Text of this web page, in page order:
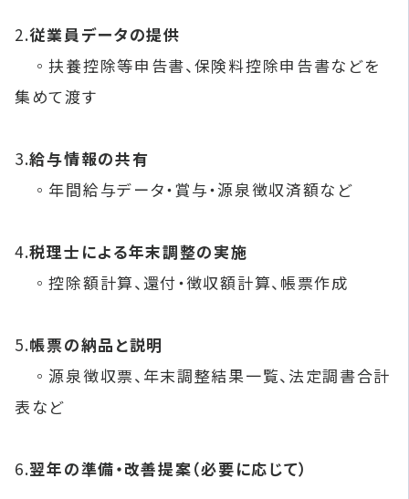
2.従業員データの提供
◦扶養控除等申告書、保険料控除申告書などを
集めて渡す
3.給与情報の共有
◦年間給与データ・賞与・源泉徴収済額など
4.税理士による年末調整の実施
◦控除額計算、還付・徴収額計算、帳票作成
5.帳票の納品と説明
◦源泉徴収票、年末調整結果一覧、法定調書合計
表など
6.翌年の準備・改善提案（必要に応じて）